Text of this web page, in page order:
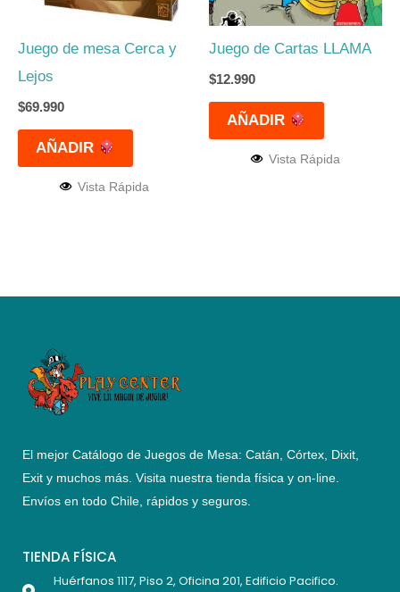
Juego de mesa Cerca y
Lejos
$69.990
AÑADIR
Vista Rápida
Juego de Cartas LLAMA
$12.990
AÑADIR
Vista Rápida
El mejor Catálogo de Juegos de Mesa: Catán, Córtex, Dixit,
Exit y muchos más. Visita nuestra tienda física y on-line.
Envíos en todo Chile, rápidos y seguros
TIENDA FÍSICA
Huérfanos 1117, Piso 2, Oficina 201, Edificio Pacifico.